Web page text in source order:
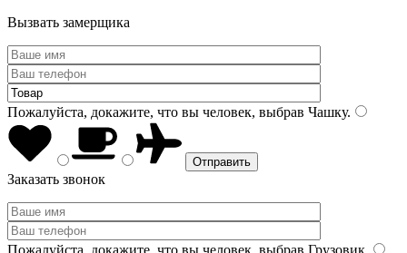
Вызвать замерщика
Пожалуйста, докажите, что вы человек, выбрав Чашку.
Заказать звонок
Пожалуйста, докажите, что вы человек, выбрав Грузовик.